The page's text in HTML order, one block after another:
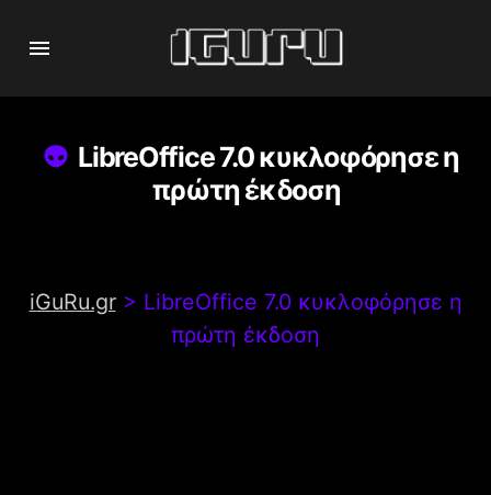
LibreOffice 7.0 κυκλοφόρησε η
πρώτη έκδοση
iGuRu.gr> LibreOffice 7.0 κυκλοφόρησε η
πρώτη έκδοση